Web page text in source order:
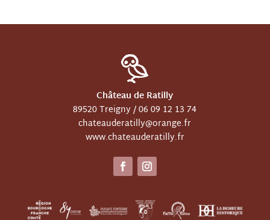
Château de Ratilly
89520 Treigny /06 09 12 13 74
chateauderatilly@orange.fr
www.chateauderatilly.fr